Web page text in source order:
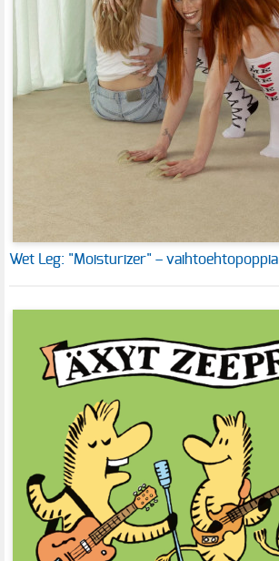
Wet Leg: "Moisturizer" – vaihtoehtopoppia